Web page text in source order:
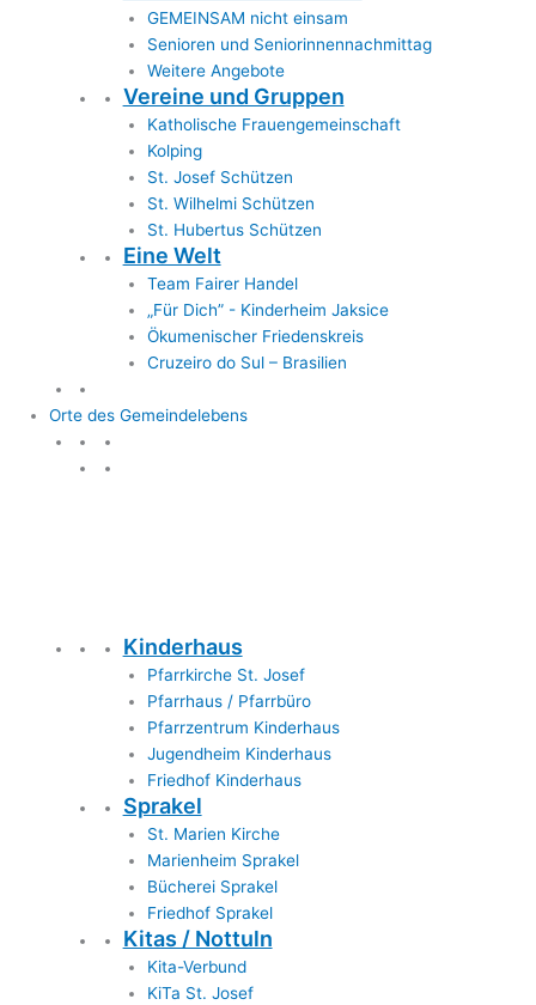
GEMEINSAM nicht einsam
Senioren und Seniorinnennachmittag
Weitere Angebote
Vereine und Gruppen
Katholische Frauengemeinschaft
Kolping
St. Josef Schützen
St. Wilhelmi Schützen
St. Hubertus Schützen
Eine Welt
Team Fairer Handel
„Für Dich” - Kinderheim Jaksice
Ökumenischer Friedenskreis
Cruzeiro do Sul – Brasilien
Orte des Gemeindelebens
Kinderhaus
Pfarrkirche St. Josef
Pfarrhaus / Pfarrbüro
Pfarrzentrum Kinderhaus
Jugendheim Kinderhaus
Friedhof Kinderhaus
Sprakel
St. Marien Kirche
Marienheim Sprakel
Bücherei Sprakel
Friedhof Sprakel
Kitas / Nottuln
Kita-Verbund
KiTa St. Josef